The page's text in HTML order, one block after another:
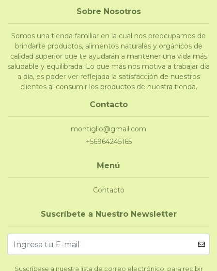
Sobre Nosotros
Somos una tienda familiar en la cual nos preocupamos de
brindarte productos, alimentos naturales y orgánicos de
calidad superior que te ayudarán a mantener una vida más
saludable y equilibrada. Lo que más nos motiva a trabajar día
a día, es poder ver reflejada la satisfacción de nuestros
clientes al consumir los productos de nuestra tienda.
Contacto
montiglio@gmail.com
+56964245165
Menú
Contacto
Suscríbete a Nuestro Newsletter
Suscríbase a nuestra lista de correo electrónico, para recibir